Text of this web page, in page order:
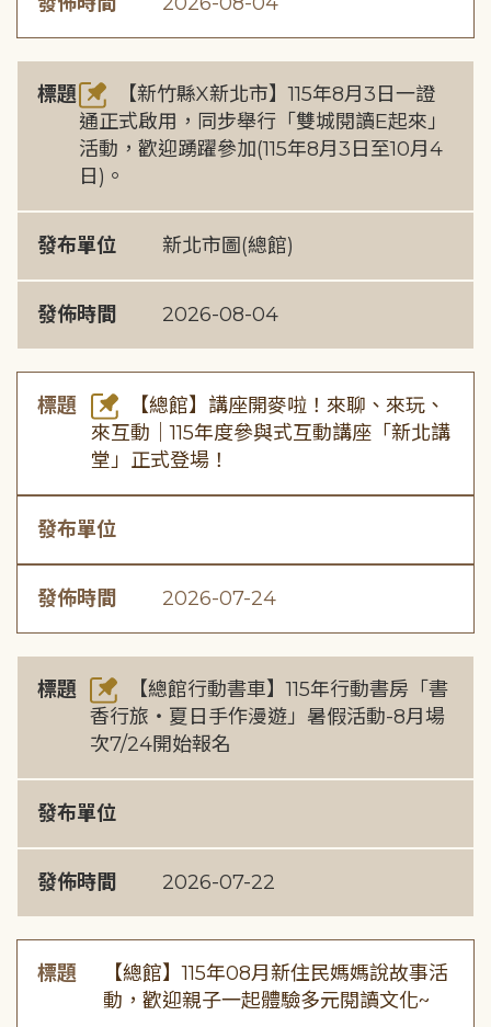
標題
【新竹縣X新北市】115年8月3日一證
通正式啟用，同步舉行「雙城閱讀E起來」
活動，歡迎踴躍參加(115年8月3日至10月4
日)。
發布單位 新北市圖(總館)
發佈時間 2026-08-04
標題
【總館】講座開麥啦！來聊、來玩、
來互動｜115年度參與式互動講座「新北講
堂」正式登場！
發布單位
發佈時間 2026-07-24
標題
【總館行動書車】115年行動書房「書
香行旅・夏日手作漫遊」暑假活動-8月場
次7/24開始報名
發布單位
發佈時間 2026-07-22
標題
【總館】115年08月新住民媽媽說故事活
動，歡迎親子一起體驗多元閱讀文化~